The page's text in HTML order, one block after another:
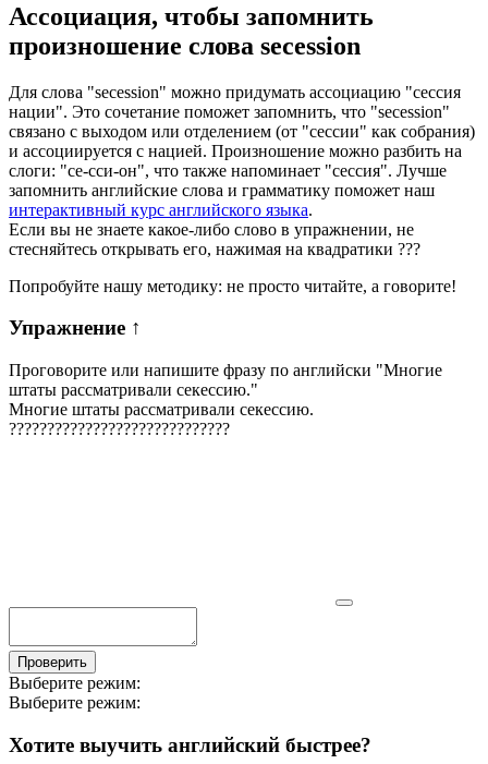
Ассоциация, чтобы запомнить
произношение слова secession
Для слова "secession" можно придумать ассоциацию "сессия
нации". Это сочетание поможет запомнить, что "secession"
связано с выходом или отделением (от "сессии" как собрания)
и ассоциируется с нацией. Произношение можно разбить на
слоги: "се-сси-он", что также напоминает "сессия". Лучше
запомнить английские слова и грамматику поможет наш
интерактивный курс английского языка.
Если вы не знаете какое-либо слово в упражнении, не
стесняйтесь открывать его, нажимая на квадратики ???
Попробуйте нашу методику: не просто читайте, а говорите!
Упражнение ↑
Проговорите или напишите фразу по английски "Многие
штаты рассматривали секессию."
Многие штаты рассматривали секессию.
?????????????????????????????
Проверить
Выберите режим:
Выберите режим:
Хотите выучить английский быстрее?